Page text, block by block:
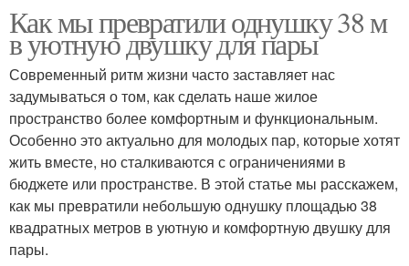
Как мы превратили однушку 38 м
в уютную двушку для пары
Современный ритм жизни часто заставляет нас
задумываться о том, как сделать наше жилое
пространство более комфортным и функциональным.
Особенно это актуально для молодых пар, которые хотят
жить вместе, но сталкиваются с ограничениями в
бюджете или пространстве. В этой статье мы расскажем,
как мы превратили небольшую однушку площадью 38
квадратных метров в уютную и комфортную двушку для
пары.